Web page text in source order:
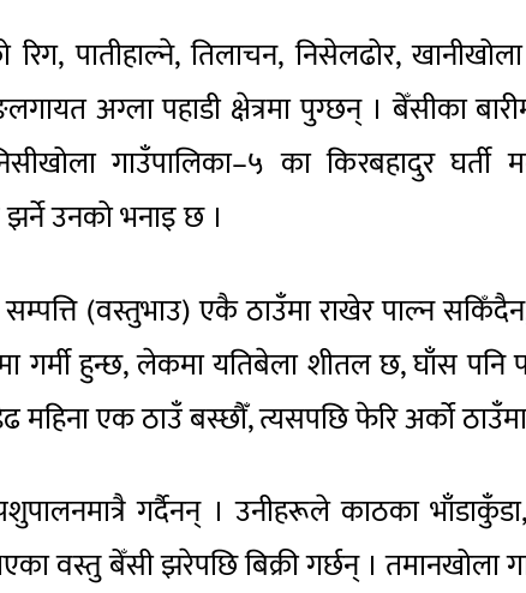
पातीहाल्ने, तिलाचन, निसेलढोर,
अग्ला पहाडी क्षेत्रमा पुग्छन् । बेँसीका
गाउँपालिका–५ का किरबहादुर
झर्ने उनको भनाइ छ ।
(वस्तुभाउ) एकै ठाउँमा राखेर पाल्न
गर्मी हुन्छ, लेकमा यतिबेला शीतल छ, घाँस
एक ठाउँ बस्छौँ, त्यसपछि फेरि अर्को ठाउँमा
गर्दैनन् । उनीहरूले काठका भाँडाकुँडा,
वस्तु बेँसी झरेपछि बिक्री गर्छन् । तमानखोला